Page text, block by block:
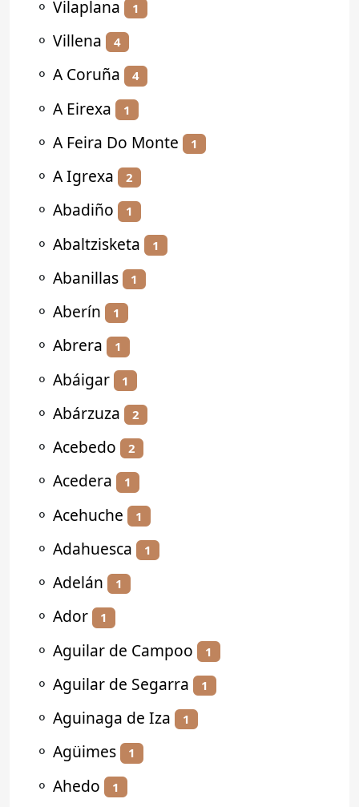
⚬ Vilaplana 1
⚬ Villena 4
⚬ A Coruña 4
⚬ A Eirexa 1
⚬ A Feira Do Monte 1
⚬ A Igrexa 2
⚬ Abadiño 1
⚬ Abaltzisketa 1
⚬ Abanillas 1
⚬ Aberín 1
⚬ Abrera 1
⚬ Abáigar 1
⚬ Abárzuza 2
⚬ Acebedo 2
⚬ Acedera 1
⚬ Acehuche 1
⚬ Adahuesca 1
⚬ Adelán 1
⚬ Ador 1
⚬ Aguilar de Campoo 1
⚬ Aguilar de Segarra 1
⚬ Aguinaga de Iza 1
⚬ Agüimes 1
⚬ Ahedo 1